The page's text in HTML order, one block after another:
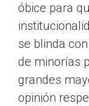
óbice para
se blinda
de minorías
grandes
opinión